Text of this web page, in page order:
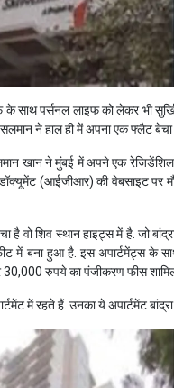
पर्सनल लाइफ को लेकर भी
ने हाल ही में अपना एक फ्लैट
खान ने मुंबई में अपने एक
(आईजीआर) की वेबसाइट पर
है वो शिव स्थान हाइट्स में है. जो
में बना हुआ है. इस अपार्टमेंट्स के
रुपये का पंजीकरण फीस
में रहते हैं. उनका ये अपार्टमेंट